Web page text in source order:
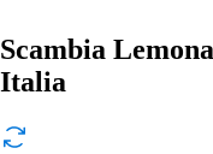
Scambia
Italia